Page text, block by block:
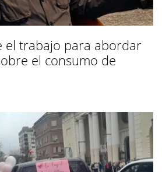
el trabajo para abordar
el consumo de